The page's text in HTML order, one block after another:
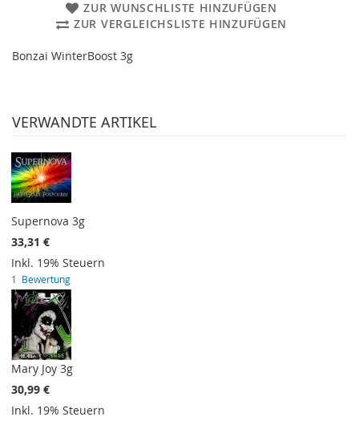
ZUR WUNSCHLISTE HINZUFÜGEN
ZUR VERGLEICHSLISTE HINZUFÜGEN
Bonzai WinterBoost 3g
VERWANDTE ARTIKEL
Supernova 3g
33,31 €
Inkl. 19% Steuern
1 Bewertung
Mary Joy 3g
30,99 €
Inkl. 19% Steuern